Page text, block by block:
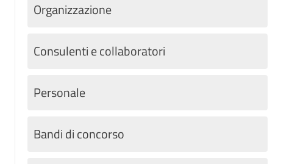
Organizzazione
Consulenti e collaboratori
Personale
Bandi di concorso